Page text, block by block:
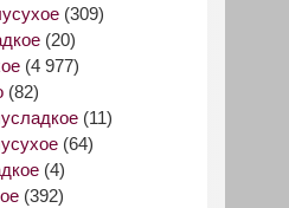
(309)
(20)
(4 977)
(82)
(11)
(64)
(4)
(392)